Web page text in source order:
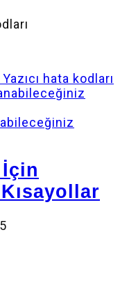
hata kodları